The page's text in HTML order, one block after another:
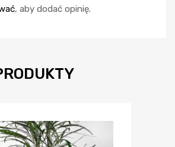
, aby dodać opinię.